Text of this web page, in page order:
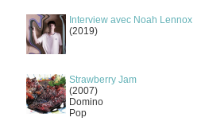
Interview avec Noah Lennox
(2019)
Strawberry Jam
(2007)
Domino
Pop